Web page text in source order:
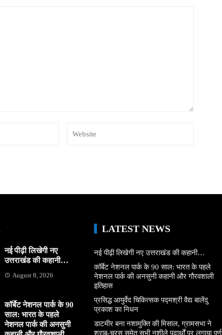
नई पीढ़ी लिखेगी नए
उत्तराखंड की कहानी…
August 8, 2026
कॉर्बेट नेशनल पार्क के 90
साल: भारत के पहले
नेशनल पार्क की अनसुनी
LATEST NEWS
नई पीढ़ी लिखेगी नए उत्तराखंड की कहानी…
कॉर्बेट नेशनल पार्क के 90 साल: भारत के पहले
नेशनल पार्क की अनसुनी कहानी और गौरवशाली
इतिहास
प्रसिद्ध आयुर्वेद चिकित्सक पद्मश्री वैद्य बालेंदु
प्रकाश का निधन
डाटमीर बना नशामुक्ति की मिसाल, ग्रामसभा ने
शराब-चरस समेत सभी नशीले पदार्थों पर लगाया पूर्ण